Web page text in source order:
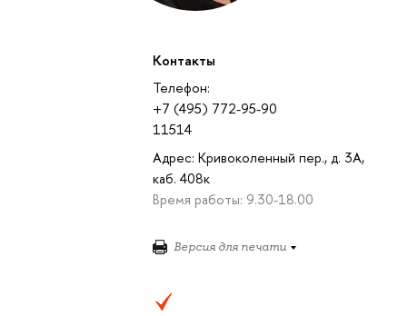
Контакты
Телефон:
+7 (495) 772-95-90
11514
Адрес: Кривоколенный пер., д. 3А,
каб. 408к
Время работы: 9.30-18.00
Версия для печати